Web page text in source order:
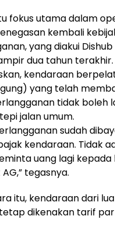
fokus utama dalam
kembali
yang diakui
dua tahun
kendaraan
yang telah
tidak boleh
jalan umum.
sudah
kendaraan. Tidak
uang lagi
tegasnya.
itu, kendaraan dari
dikenakan tarif